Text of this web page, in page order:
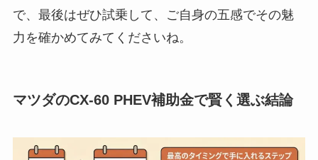
で、最後はぜひ試乗して、ご自身の五感でその魅
力を確かめてみてくださいね。
マツダのCX-60 PHEV補助金で賢く選ぶ結論